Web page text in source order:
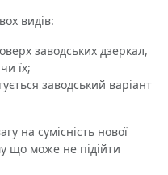
видів:
заводських дзеркал,
їх;
заводський варіант
на сумісність нової
що може не підійти